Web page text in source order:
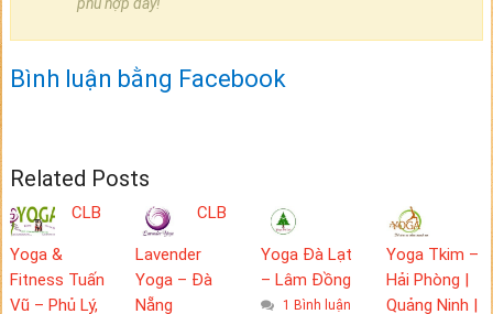
Bình luận bằng Facebook
Related Posts
CLB
Yoga &
Fitness Tuấn
Vũ – Phủ Lý,
CLB
Lavender
Yoga – Đà
Nẵng
Yoga Đà Lạt
– Lâm Đồng
1 Bình luận
Yoga Tkim –
Hải Phòng |
Quảng Ninh |